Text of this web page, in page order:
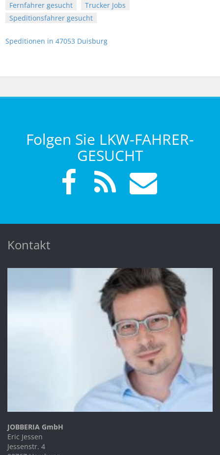
Fernfahrer gesucht
Trucker Jobs
Speditionsfahrer gesucht
Speditionen in 47053 Duisburg
Folgen Sie LKW-FAHRER-
GESUCHT
Kontakt
JOBBERIA GmbH
Eric Jessen
Jessenstr. 4